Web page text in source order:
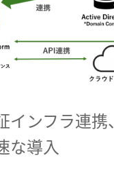
ンフラ連携、
な導入